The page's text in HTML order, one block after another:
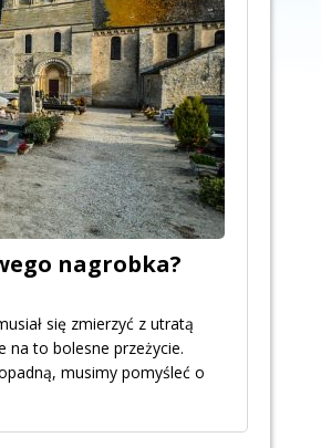
nagrobka?
się zmierzyć z utratą
na to bolesne przeżycie.
musimy pomyśleć o